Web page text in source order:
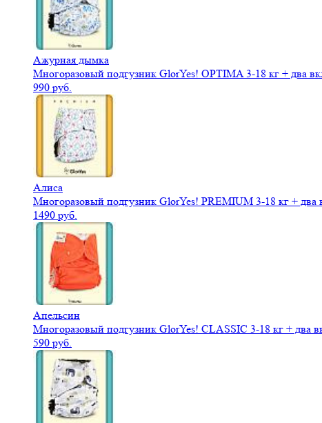
Ажурная дымка
Многоразовый подгузник GlorYes! OPTIMA 3-18 кг + два
990 руб.
Алиса
Многоразовый подгузник GlorYes! PREMIUM 3-18 кг + два
1490 руб.
Апельсин
Многоразовый подгузник GlorYes! CLASSIC 3-18 кг + два
590 руб.